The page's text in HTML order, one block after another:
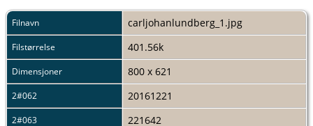
Filnavn carljohanlundberg_1.jpg
Filstørrelse 401.56k
Dimensjoner 800 x 621
2#062 20161221
2#063 221642